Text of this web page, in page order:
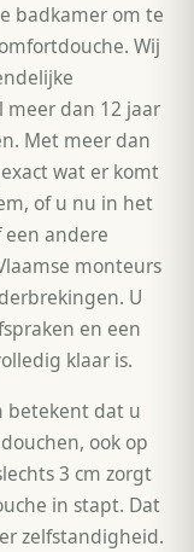
badkamer om te
Wij
meer dan 12 jaar
Met meer dan
wat er komt
of u nu in het
andere
monteurs
U
en een
klaar is.
betekent dat u
ook op
3 cm zorgt
in stapt. Dat
zelfstandigheid.